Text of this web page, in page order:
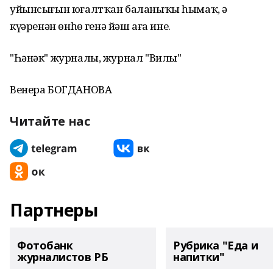
уйынсығын юғалтҡан баланыҡы һымаҡ, ә
күҙҙәренән өнһөҙ генә йәш аға ине.
"Һәнәк" журналы, журнал "Вилы"
Венера БОГДАНОВА
Читайте нас
Партнеры
Фотобанк
журналистов РБ
Рубрика "Еда и
напитки"